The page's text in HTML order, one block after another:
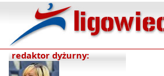
redaktor dyżurny: